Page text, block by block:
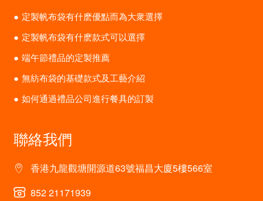
定製帆布袋有什麽優點而為大衆選擇
定製帆布袋有什麽款式可以選擇
端午節禮品的定製推薦
無紡布袋的基礎款式及工藝介紹
如何通過禮品公司進行餐具的訂製
聯絡我們
香港九龍觀塘開源道63號福昌大廈5樓566室
852 21171939